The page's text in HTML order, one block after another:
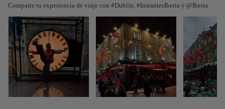
Comparte tu experiencia de viaje con #Dublín, #InstantesIberia y @Iberia